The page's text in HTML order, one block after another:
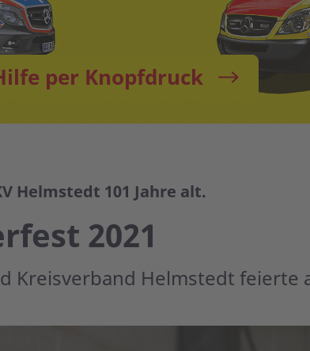
per Knopfdruck
Helmstedt 101 Jahre alt.
2021
Kreisverband Helmstedt feierte